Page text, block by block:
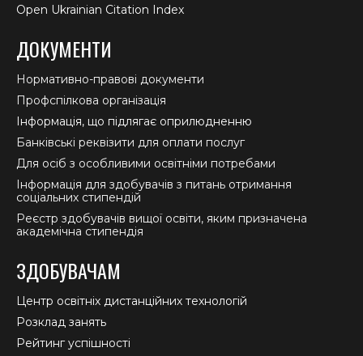
Open Ukrainian Citation Index
ДОКУМЕНТИ
Нормативно-правові документи
Профспілкова організація
Інформація, що підлягає оприлюдненню
Банківські реквізити для оплати послуг
Для осіб з особливими освітніми потребами
Інформація для здобувачів з питань отримання
соціальних стипендій
Реєстр здобувачів вищої освіти, яким призначена
академічна стипендія
ЗДОБУВАЧАМ
Центр освітніх дистанційних технологій
Розклад занять
Рейтинг успішності